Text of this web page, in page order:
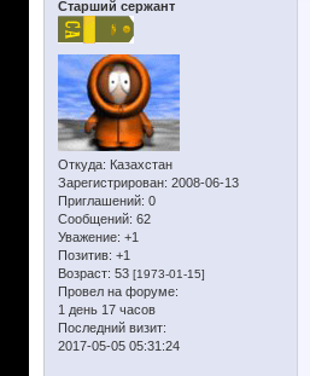
Старший сержант
Откуда: Казахстан
Зарегистрирован: 2008-06-13
Приглашений: 0
Сообщений: 62
Уважение: +1
Позитив: +1
Возраст: 53 [1973-01-15]
Провел на форуме:
1 день 17 часов
Последний визит:
2017-05-05 05:31:24